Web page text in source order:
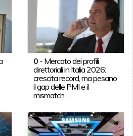
0 - Mercato dei profili
direttoriali in Italia 2026:
crescita record, ma pesano
il gap delle PMI e il
mismatch